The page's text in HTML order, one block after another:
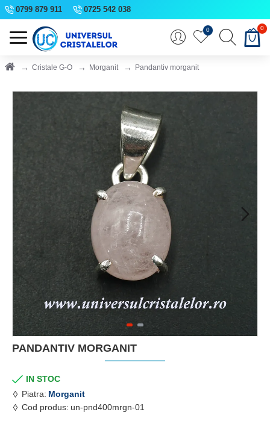
0799 879 911 0725 542 038
0 0
Cristale G-O Morganit Pandantiv morganit
PANDANTIV MORGANIT
IN STOC
Piatra: Morganit
Cod produs: un-pnd400mrgn-01